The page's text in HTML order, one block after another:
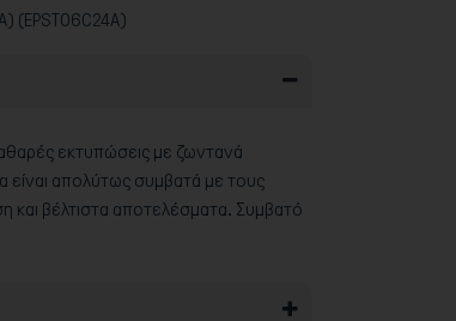
(EPST06C24A)
εκτυπώσεις με ζωντανά
είναι απολύτως συμβατά με τους
και βέλτιστα αποτελέσματα. Συμβατό